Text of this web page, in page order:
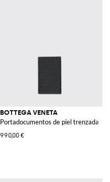
BOTTEGA VENETA
Portadocumentos de piel trenzada
990,00 €